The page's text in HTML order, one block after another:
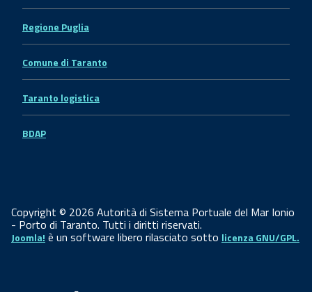
Regione Puglia
Comune di Taranto
Taranto logistica
BDAP
Copyright © 2026 Autorità di Sistema Portuale del Mar Ionio
- Porto di Taranto. Tutti i diritti riservati.
Joomla! è un software libero rilasciato sotto licenza GNU/GPL.